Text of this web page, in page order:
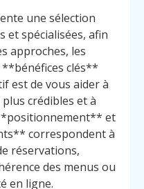
une sélection
et spécialisées, afin
approches, les
clés**
est de vous aider à
crédibles et à
et
correspondent à
réservations,
des menus ou
en ligne.